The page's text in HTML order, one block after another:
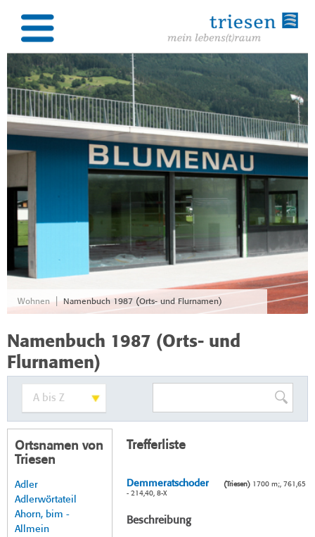
Wohnen Namenbuch 1987 (Orts- und Flurnamen)
Namenbuch 1987 (Orts- und
Flurnamen)
Ortsnamen von
Triesen
Adler
Adlerwörtateil
Ahorn, bim -
Allmein
Trefferliste
Demmeratschoder (Triesen)1700 m;, 761,65
- 214,40, 8-X
Beschreibung